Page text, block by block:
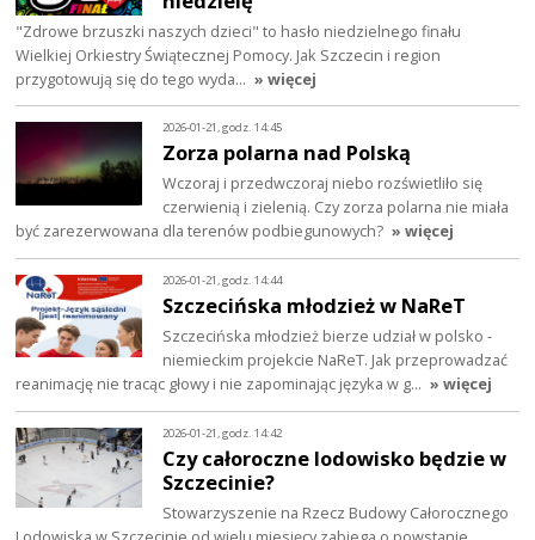
"Zdrowe brzuszki naszych dzieci" to hasło niedzielnego finału
Wielkiej Orkiestry Świątecznej Pomocy. Jak Szczecin i region
przygotowują się do tego wyda… » więcej
2026-01-21, godz. 14:45
Zorza polarna nad Polską
Wczoraj i przedwczoraj niebo rozświetliło się
czerwienią i zielenią. Czy zorza polarna nie miała
być zarezerwowana dla terenów podbiegunowych? » więcej
2026-01-21, godz. 14:44
Szczecińska młodzież w NaReT
Szczecińska młodzież bierze udział w polsko -
niemieckim projekcie NaReT. Jak przeprowadzać
reanimację nie tracąc głowy i nie zapominając języka w g… » więcej
2026-01-21, godz. 14:42
Czy całoroczne lodowisko będzie w
Szczecinie?
Stowarzyszenie na Rzecz Budowy Całorocznego